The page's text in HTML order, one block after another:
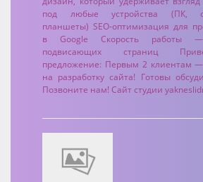
под любые устройства (ПК,
планшеты) SEO-оптимизация для
в Google Скорость работы
подвисающих страниц
предложение: Первым 2 клиентам —
на разработку сайта! Готовы
Позвоните нам! Сайт студии